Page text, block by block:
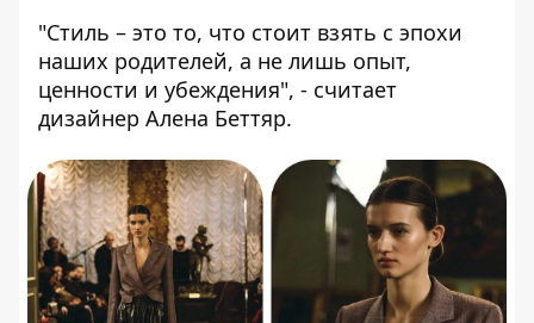
"Стиль – это то, что стоит взять с эпохи
наших родителей, а не лишь опыт,
ценности и убеждения", - считает
дизайнер Алена Беттяр.